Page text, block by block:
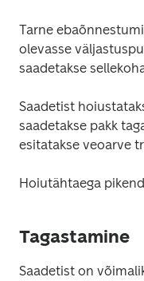
Tarne
olevasse
saadetakse
Saadetist
saadetakse pakk
esitatakse veoarve
Hoiutähtaega
Tagastamine
Saadetist on